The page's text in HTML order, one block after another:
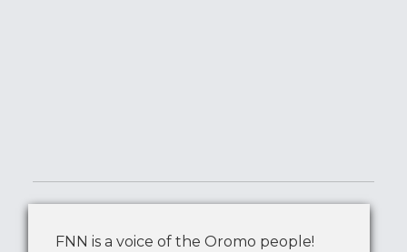
FNN is a voice of the Oromo people!